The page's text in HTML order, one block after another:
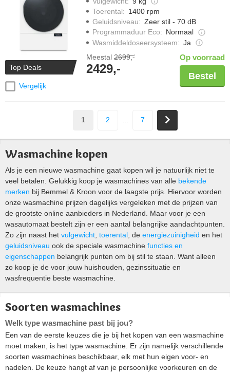
Top Deals
Vergelijk
Toerental: 1400 rpm
Geluidsniveau: Zeer stil - 70 dB
Programmaduur Eco: Normaal
Wasmiddeldoseersysteem: Ja
Meestal 2699,-
2429,-
Op voorraad
Bestel
1 2 7
Wasmachine kopen
Als je een nieuwe wasmachine gaat kopen wil je natuurlijk niet te
veel betalen. Gelukkig koop je wasmachines van alle bekende
merken bij Bemmel & Kroon voor de laagste prijs. Hiervoor worden
onze wasmachine prijzen dagelijks vergeleken met de prijzen van
de grootste online aanbieders in Nederland. Maar voor je een
wasautomaat bestelt zijn er een aantal belangrijke aandachtpunten.
Zo zijn naast het vulgewicht toerental , de energiezuinigheid en het
geluidsniveau ook de speciale wasmachine functies en
eigenschappen belangrijk punten om bij stil te staan. Want alleen
zo koop je de voor jouw huishouden, gezinssituatie en
wasfrequentie beste wasmachine.
Soorten wasmachines
Welk type wasmachine past bij jou?
Een van de eerste keuzes die je bij het kopen van een wasmachine
moet maken, is het type wasmachine. Er zijn namelijk verschillende
soorten wasmachines beschikbaar, elk met hun eigen voor- en
nadelen. De keuze hangt af van je persoonlijke voorkeuren en de